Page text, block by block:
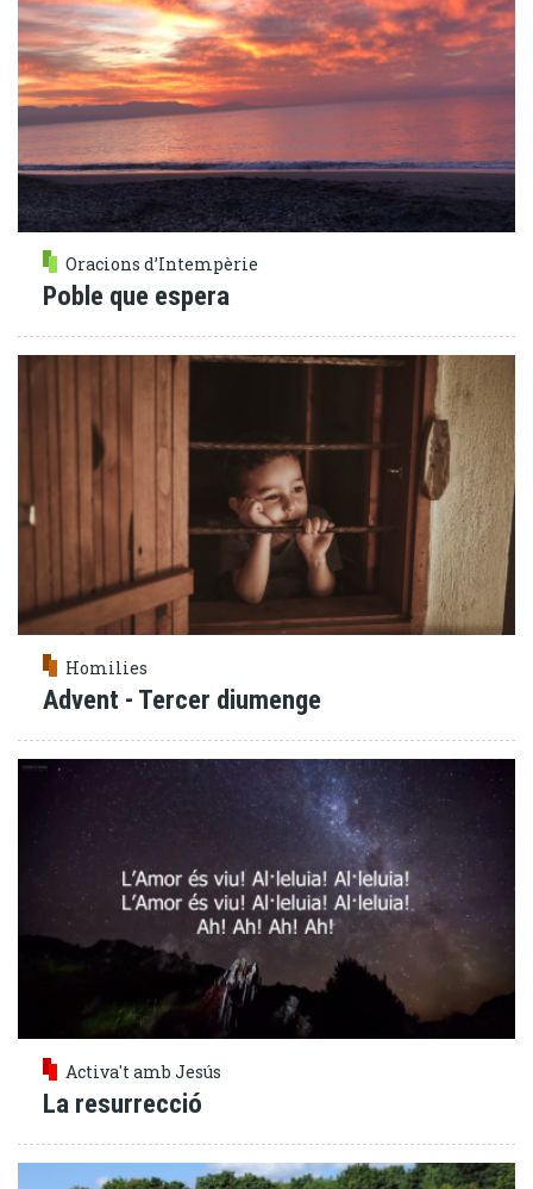
Oracions d’Intempèrie
Poble que espera
Homilies
Advent - Tercer diumenge
Activa't amb Jesús
La resurrecció